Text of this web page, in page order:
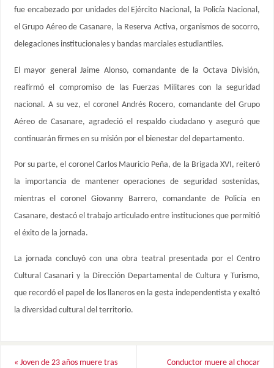
fue encabezado por unidades del Ejército Nacional, la Policía Nacional,
el Grupo Aéreo de Casanare, la Reserva Activa, organismos de socorro,
delegaciones institucionales y bandas marciales estudiantiles.
El mayor general Jaime Alonso, comandante de la Octava División,
reafirmó el compromiso de las Fuerzas Militares con la seguridad
nacional. A su vez, el coronel Andrés Rocero, comandante del Grupo
Aéreo de Casanare, agradeció el respaldo ciudadano y aseguró que
continuarán firmes en su misión por el bienestar del departamento.
Por su parte, el coronel Carlos Mauricio Peña, de la Brigada XVI, reiteró
la importancia de mantener operaciones de seguridad sostenidas,
mientras el coronel Giovanny Barrero, comandante de Policía en
Casanare, destacó el trabajo articulado entre instituciones que permitió
el éxito de la jornada.
La jornada concluyó con una obra teatral presentada por el Centro
Cultural Casanari y la Dirección Departamental de Cultura y Turismo,
que recordó el papel de los llaneros en la gesta independentista y exaltó
la diversidad cultural del territorio.
« Joven de 23 años muere tras
Conductor muere al chocar